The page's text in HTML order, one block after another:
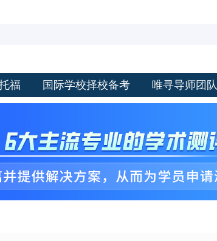
福 国际学校择校备考 唯寻导师团队